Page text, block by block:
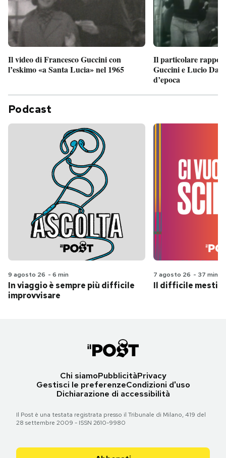
Il video di Francesco Guccini con
l’eskimo «a Santa Lucia» nel 1965
Il particolare
Guccini e Lucio
d’epoca
Podcast
9 agosto 26 - 6 min
In viaggio è sempre più difficile
improvvisare
7 agosto 26 - 37 min
Il difficile
Chi siamoPubblicitàPrivacy
Gestisci le preferenzeCondizioni d'uso
Dichiarazione di accessibilità
Il Post è una testata registrata presso il Tribunale di Milano, 419 del
28 settembre 2009 - ISSN 2610-9980